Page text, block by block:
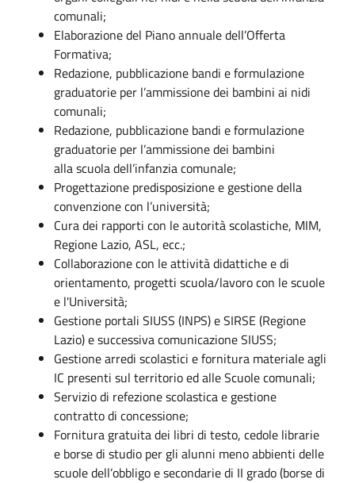
comunali;
Elaborazione del Piano annuale dell’Offerta
Formativa;
Redazione, pubblicazione bandi e formulazione
graduatorie per l’ammissione dei bambini ai nidi
comunali;
Redazione, pubblicazione bandi e formulazione
graduatorie per l’ammissione dei bambini
alla scuola dell’infanzia comunale;
Progettazione predisposizione e gestione della
convenzione con l’università;
Cura dei rapporti con le autorità scolastiche, MIM,
Regione Lazio, ASL, ecc.;
Collaborazione con le attività didattiche e di
orientamento, progetti scuola/lavoro con le scuole
e l'Università;
Gestione portali SIUSS (INPS) e SIRSE (Regione
Lazio) e successiva comunicazione SIUSS;
Gestione arredi scolastici e fornitura materiale agli
IC presenti sul territorio ed alle Scuole comunali;
Servizio di refezione scolastica e gestione
contratto di concessione;
Fornitura gratuita dei libri di testo, cedole librarie
e borse di studio per gli alunni meno abbienti delle
scuole dell’obbligo e secondarie di II grado (borse di